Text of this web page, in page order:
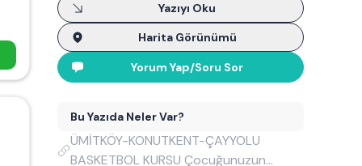
Yazıyı Oku
Harita Görünümü
Yorum Yap/Soru Sor
Bu Yazıda Neler Var?
ÜMİTKÖY-KONUTKENT-ÇAYYOLU
BASKETBOL KURSU Çocuğunuzun